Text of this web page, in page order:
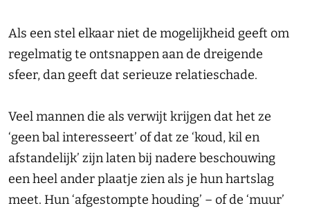
Als een stel elkaar niet de mogelijkheid geeft om
regelmatig te ontsnappen aan de dreigende
sfeer, dan geeft dat serieuze relatieschade.
Veel mannen die als verwijt krijgen dat het ze
‘geen bal interesseert’ of dat ze ‘koud, kil en
afstandelijk’ zijn laten bij nadere beschouwing
een heel ander plaatje zien als je hun hartslag
meet. Hun ‘afgestompte houding’ – of de ‘muur’